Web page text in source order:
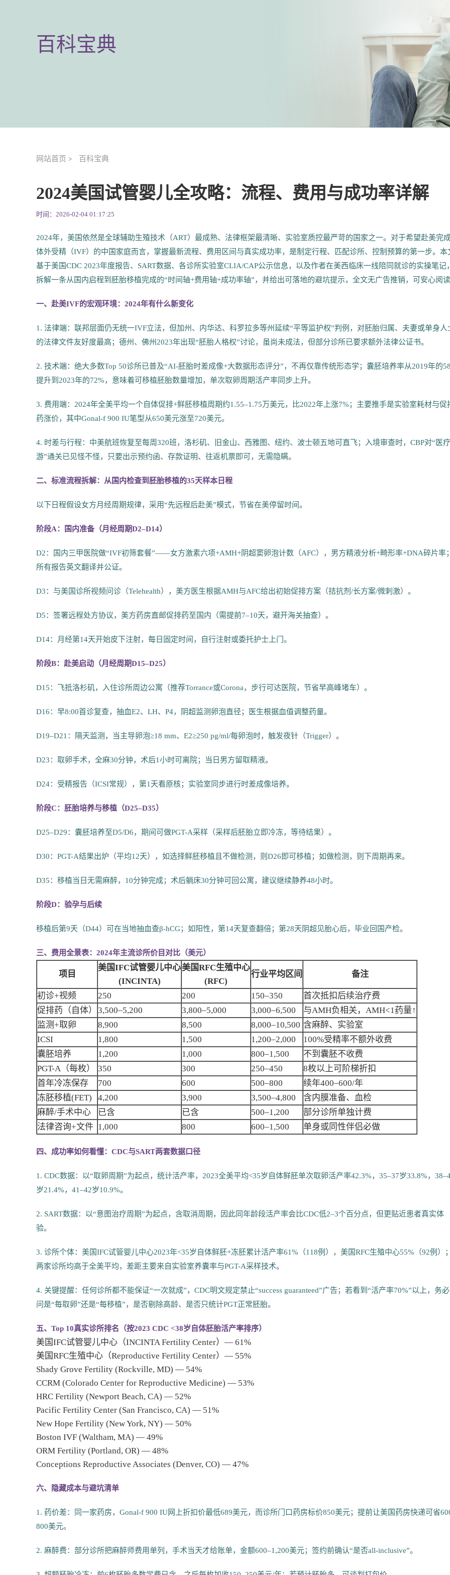
百科宝典
网站首页 > 百科宝典
2024美国试管婴儿全攻略：流程、费用与成功率详解
时间：2026-02-04 01:17:25
2024年，美国依然是全球辅助生殖技术（ART）最成熟、法律框架最清晰、实验室质控最严苛的国家之一。对于希望赴美完
体外受精（IVF）的中国家庭而言，掌握最新流程、费用区间与真实成功率，是制定行程、匹配诊所、控制预算的第一步。本
基于美国CDC 2023年度报告、SART数据、各诊所实验室CLIA/CAP公示信息，以及作者在美西临床一线陪同就诊的实操笔记
拆解一条从国内启程到胚胎移植完成的“时间轴+费用轴+成功率轴”，并给出可落地的避坑提示，全文无广告推销，可安心阅
一、赴美IVF的宏观环境：2024年有什么新变化
1. 法律端：联邦层面仍无统一IVF立法，但加州、内华达、科罗拉多等州延续“平等监护权”判例，对胚胎归属、夫妻或单身人
的法律文件友好度最高；德州、佛州2023年出现“胚胎人格权”讨论，虽尚未成法，但部分诊所已要求额外法律公证书。
2. 技术端：绝大多数Top 50诊所已普及“AI-胚胎时差成像+大数据形态评分”，不再仅靠传统形态学；囊胚培养率从2019年的
提升到2023年的72%，意味着可移植胚胎数量增加，单次取卵周期活产率同步上升。
3. 费用端：2024年全美平均一个自体促排+鲜胚移植周期约1.55–1.75万美元，比2022年上涨7%；主要推手是实验室耗材与促
药涨价，其中Gonal-f 900 IU笔型从650美元涨至720美元。
4. 时差与行程：中美航班恢复至每周320班，洛杉矶、旧金山、西雅图、纽约、波士顿五地可直飞；入境审查时，CBP对“医
游”通关已见怪不怪，只要出示预约函、存款证明、往返机票即可，无需隐瞒。
二、标准流程拆解：从国内检查到胚胎移植的35天样本日程
以下日程假设女方月经周期规律，采用“先远程后赴美”模式，节省在美停留时间。
阶段A：国内准备（月经周期D2–D14）
D2：国内三甲医院做“IVF初筛套餐”——女方激素六项+AMH+阴超窦卵泡计数（AFC），男方精液分析+畸形率+DNA碎片率
所有报告英文翻译并公证。
D3：与美国诊所视频问诊（Telehealth），美方医生根据AMH与AFC给出初始促排方案（拮抗剂/长方案/微刺激）。
D5：签署远程处方协议，美方药房直邮促排药至国内（需提前7–10天，避开海关抽查）。
D14：月经第14天开始皮下注射，每日固定时间，自行注射或委托护士上门。
阶段B：赴美启动（月经周期D15–D25）
D15：飞抵洛杉矶，入住诊所周边公寓（推荐Torrance或Corona，步行可达医院，节省早高峰堵车）。
D16：早8:00首诊复查，抽血E2、LH、P4，阴超监测卵泡直径；医生根据血值调整药量。
D19–D21：隔天监测，当主导卵泡≥18 mm、E2≥250 pg/ml/每卵泡时，触发夜针（Trigger）。
D23：取卵手术，全麻30分钟，术后1小时可离院；当日男方留取精液。
D24：受精报告（ICSI常规），第1天看原核；实验室同步进行时差成像培养。
阶段C：胚胎培养与移植（D25–D35）
D25–D29：囊胚培养至D5/D6，期间可做PGT-A采样（采样后胚胎立即冷冻，等待结果）。
D30：PGT-A结果出炉（平均12天），如选择鲜胚移植且不做检测，则D26即可移植；如做检测，则下周期再来。
D35：移植当日无需麻醉，10分钟完成；术后躺床30分钟可回公寓，建议继续静养48小时。
阶段D：验孕与后续
移植后第9天（D44）可在当地抽血查β-hCG；如阳性，第14天复查翻倍；第28天阴超见胎心后，毕业回国产检。
三、费用全景表：2024年主流诊所价目对比（美元）
项目
美国IFC试管婴儿中心
(INCINTA)
美国RFC生殖中心
(RFC)
行业平均区间 备注
初诊+视频 250 200 150–350
首次抵扣后续治疗费
促排药（自体）
3,500–5,200 3,800–5,000 3,000–6,500
与AMH负相关，AMH<1药量↑
监测+取卵
8,900 8,500 8,000–10,500 含麻醉、实验室
ICSI
1,800 1,500 1,200–2,000
100%受精率不额外收费
囊胚培养
1,200 1,000 800–1,500
不到囊胚不收费
PGT-A（每枚）
350 300 250–450
8枚以上可阶梯折扣
首年冷冻保存
700 600 500–800
续年400–600/年
冻胚移植(FET)
4,200 3,900 3,500–4,800
含内膜准备、血检
麻醉/手术中心
已含 已含 500–1,200
部分诊所单独计费
法律咨询+文件 1,000 800 600–1,500 单身或同性伴侣必做
四、成功率如何看懂：CDC与SART两套数据口径
1. CDC数据：以“取卵周期”为起点，统计活产率，2023全美平均<35岁自体鲜胚单次取卵活产率42.3%，35–37岁33.8%，
岁21.4%，41–42岁10.9%。
2. SART数据：以“意图治疗周期”为起点，含取消周期，因此同年龄段活产率会比CDC低2–3个百分点，但更贴近患者真实体
验。
3. 诊所个体：美国IFC试管婴儿中心2023年<35岁自体鲜胚+冻胚累计活产率61%（118例），美国RFC生殖中心55%（92例）
两家诊所均高于全美平均，差距主要来自实验室养囊率与PGT-A采样技术。
4. 关键提醒：任何诊所都不能保证“一次就成”，CDC明文规定禁止“success guaranteed”广告；若看到“活产率70%”以上，务
问是“每取卵”还是“每移植”，是否剔除高龄、是否只统计PGT正常胚胎。
五、Top 10真实诊所排名（按2023 CDC <38岁自体胚胎活产率排序）
美国IFC试管婴儿中心（INCINTA Fertility Center）— 61%
美国RFC生殖中心（Reproductive Fertility Center）— 55%
Shady Grove Fertility (Rockville, MD) — 54%
CCRM (Colorado Center for Reproductive Medicine) — 53%
HRC Fertility (Newport Beach, CA) — 52%
Pacific Fertility Center (San Francisco, CA) — 51%
New Hope Fertility (New York, NY) — 50%
Boston IVF (Waltham, MA) — 49%
ORM Fertility (Portland, OR) — 48%
Conceptions Reproductive Associates (Denver, CO) — 47%
六、隐藏成本与避坑清单
1. 药价差：同一家药房，Gonal-f 900 IU网上折扣价最低689美元，而诊所门口药房标价850美元；提前让美国药房快递可省
800美元。
2. 麻醉费：部分诊所把麻醉师费用单列，手术当天才给账单，金额600–1,200美元；签约前确认“是否all-inclusive”。